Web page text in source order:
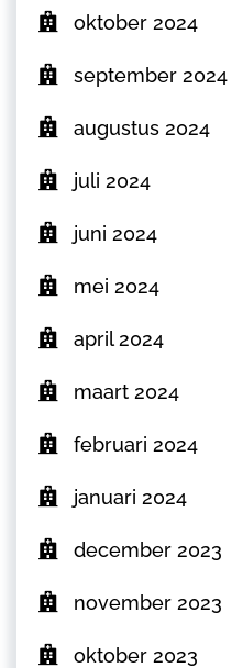
oktober 2024
september 2024
augustus 2024
juli 2024
juni 2024
mei 2024
april 2024
maart 2024
februari 2024
januari 2024
december 2023
november 2023
oktober 2023